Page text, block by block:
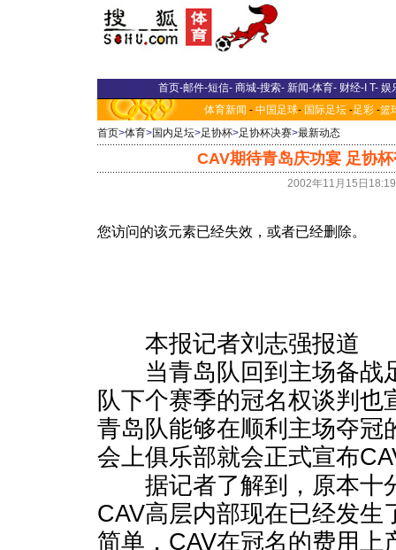
首页-邮件-短信- 商城-搜索- 新闻-体育- 财经-I T- 娱
体育新闻 - 中国足球- 国际足坛 -足彩 -篮
首页>体育>国内足坛>足协杯>足协杯决赛>最新动态
CAV期待青岛庆功宴 足协
2002年11月15日
本报记者刘志强报道
当青岛队回到主场备战
队下个赛季的冠名权谈判也
青岛队能够在顺利主场夺冠
会上俱乐部就会正式宣布
据记者了解到，原本十
CAV高层内部现在已经发生
简单，CAV在冠名的费用上